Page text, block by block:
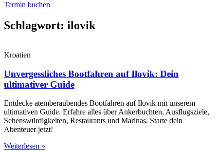
Termin buchen
Schlagwort: ilovik
Kroatien
Unvergessliches Bootfahren auf Ilovik: Dein
ultimativer Guide
Entdecke atemberaubendes Bootfahren auf Ilovik mit unserem
ultimativen Guide. Erfahre alles über Ankerbuchten, Ausflugsziele,
Sehenswürdigkeiten, Restaurants und Marinas. Starte dein
Abenteuer jetzt!
Weiterlesen »